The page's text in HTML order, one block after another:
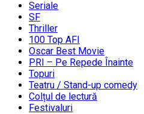
Seriale
SF
Thriller
100 Top AFI
Oscar Best Movie
PRI – Pe Repede Înainte
Topuri
Teatru / Stand-up comedy
Colțul de lectură
Festivaluri